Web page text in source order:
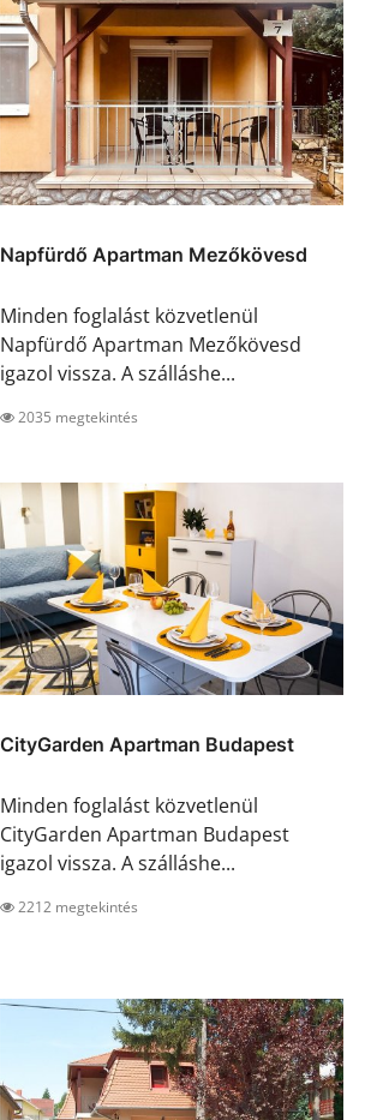
Napfürdő Apartman Mezőkövesd
Minden foglalást közvetlenül
Napfürdő Apartman Mezőkövesd
igazol vissza. A szálláshe...
2035 megtekintés
CityGarden Apartman Budapest
Minden foglalást közvetlenül
CityGarden Apartman Budapest
igazol vissza. A szálláshe...
2212 megtekintés